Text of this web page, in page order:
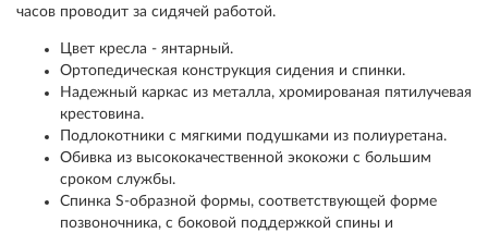
часов проводит за сидячей работой.
Цвет кресла - янтарный.
Ортопедическая конструкция сидения и спинки.
Надежный каркас из металла, хромированая пятилучевая
крестовина.
Подлокотники с мягкими подушками из полиуретана.
Обивка из высококачественной экокожи с большим
сроком службы.
Спинка S-образной формы, соответствующей форме
позвоночника, с боковой поддержкой спины и